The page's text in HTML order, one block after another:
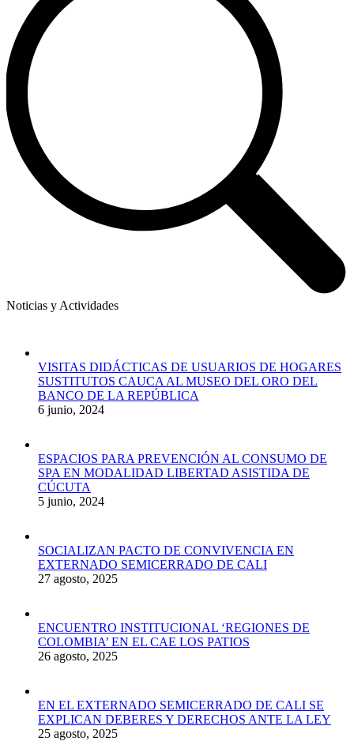
Noticias y Actividades
VISITAS DIDÁCTICAS DE USUARIOS DE HOGARES
SUSTITUTOS CAUCA AL MUSEO DEL ORO DEL
BANCO DE LA REPÚBLICA
6 junio, 2024
ESPACIOS PARA PREVENCIÓN AL CONSUMO DE
SPA EN MODALIDAD LIBERTAD ASISTIDA DE
CÚCUTA
5 junio, 2024
SOCIALIZAN PACTO DE CONVIVENCIA EN
EXTERNADO SEMICERRADO DE CALI
27 agosto, 2025
ENCUENTRO INSTITUCIONAL ‘REGIONES DE
COLOMBIA’ EN EL CAE LOS PATIOS
26 agosto, 2025
EN EL EXTERNADO SEMICERRADO DE CALI SE
EXPLICAN DEBERES Y DERECHOS ANTE LA LEY
25 agosto, 2025